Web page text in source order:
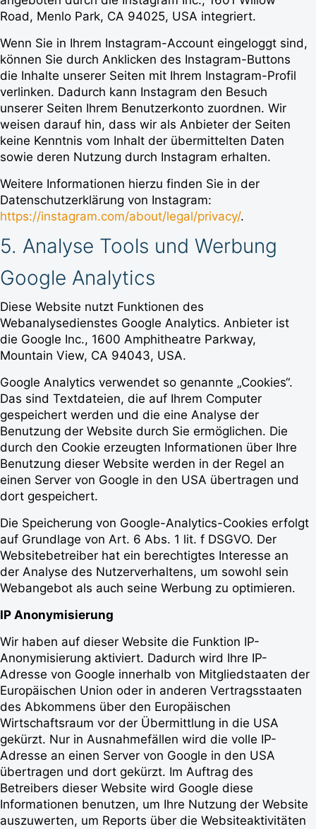
Road, Menlo Park, CA 94025, USA integriert.
Wenn Sie in Ihrem Instagram-Account eingeloggt sind,
können Sie durch Anklicken des Instagram-Buttons
die Inhalte unserer Seiten mit Ihrem Instagram-Profil
verlinken. Dadurch kann Instagram den Besuch
unserer Seiten Ihrem Benutzerkonto zuordnen. Wir
weisen darauf hin, dass wir als Anbieter der Seiten
keine Kenntnis vom Inhalt der übermittelten Daten
sowie deren Nutzung durch Instagram erhalten.
Weitere Informationen hierzu finden Sie in der
Datenschutzerklärung von Instagram:
https://instagram.com/about/legal/privacy/.
5. Analyse Tools und Werbung
Google Analytics
Diese Website nutzt Funktionen des
Webanalysedienstes Google Analytics. Anbieter ist
die Google Inc., 1600 Amphitheatre Parkway,
Mountain View, CA 94043, USA.
Google Analytics verwendet so genannte „Cookies“.
Das sind Textdateien, die auf Ihrem Computer
gespeichert werden und die eine Analyse der
Benutzung der Website durch Sie ermöglichen. Die
durch den Cookie erzeugten Informationen über Ihre
Benutzung dieser Website werden in der Regel an
einen Server von Google in den USA übertragen und
dort gespeichert.
Die Speicherung von Google-Analytics-Cookies erfolgt
auf Grundlage von Art. 6 Abs. 1 lit. f DSGVO. Der
Websitebetreiber hat ein berechtigtes Interesse an
der Analyse des Nutzerverhaltens, um sowohl sein
Webangebot als auch seine Werbung zu optimieren.
IP Anonymisierung
Wir haben auf dieser Website die Funktion IP-
Anonymisierung aktiviert. Dadurch wird Ihre IP-
Adresse von Google innerhalb von Mitgliedstaaten der
Europäischen Union oder in anderen Vertragsstaaten
des Abkommens über den Europäischen
Wirtschaftsraum vor der Übermittlung in die USA
gekürzt. Nur in Ausnahmefällen wird die volle IP-
Adresse an einen Server von Google in den USA
übertragen und dort gekürzt. Im Auftrag des
Betreibers dieser Website wird Google diese
Informationen benutzen, um Ihre Nutzung der Website
auszuwerten, um Reports über die Websiteaktivitäten